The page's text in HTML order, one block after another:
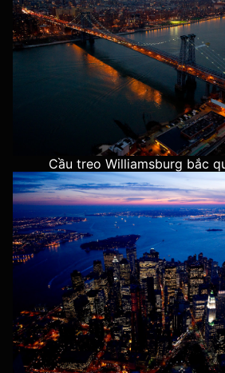
Cầu treo Williamsburg bắc